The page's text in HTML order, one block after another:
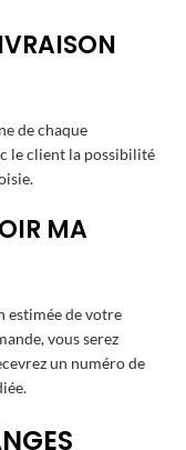
de chaque
le client la possibilité
MA
estimée de votre
vous serez
un numéro de